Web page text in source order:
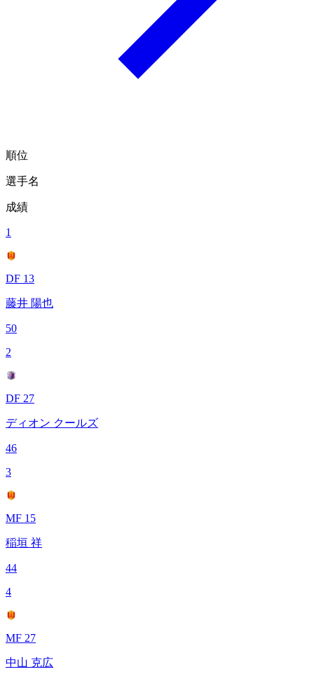
順位
選手名
成績
1
DF 13
藤井 陽也
50
2
DF 27
ディオン クールズ
46
3
MF 15
稲垣 祥
44
4
MF 27
中山 克広